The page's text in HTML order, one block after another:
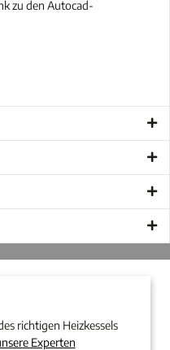
zu den Autocad-
richtigen Heizkessels
Experten